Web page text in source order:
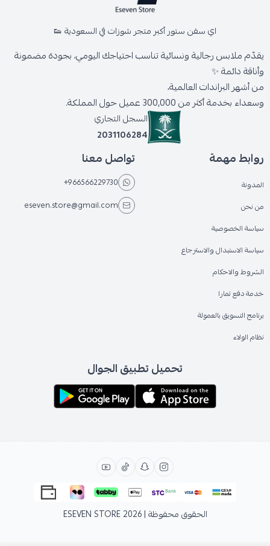
اي سفن ستور أكبر متجر شوزات في السعودية 👟
يقدّم ملابس رجالية ونسائية تناسب احتياجك اليومي، بجودة مضمونة
وأناقة دائمة ✨
من أشهر البراندات العالمية،
وسعداء بخدمة أكثر من 300,000 عميل حول المملكة.
السجل التجاري
2031106284
روابط مهمة
المدونة
من نحن
سياسة الخصوصية
سياسة الاستبدال والاسترجاع
الشروط والاحكام
خدمة دفع تمارا
برنامج التسويق بالعمولة
نظام الولاء
تواصل معنا
+966566229730
eseven.store@gmail.com
تحميل تطبيق الجوال
الحقوق محفوظة | 2026 ESEVEN STORE